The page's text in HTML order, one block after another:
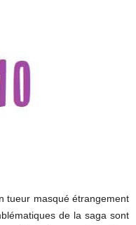
tueur masqué étrangement
de la saga sont